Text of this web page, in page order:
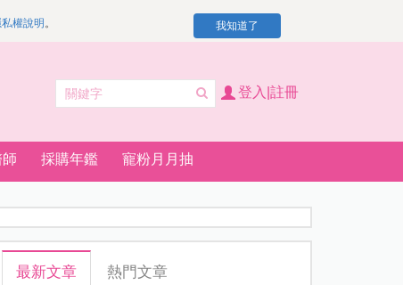
私權說明 。 我知道了
登入|註冊
採購年鑑 寵粉月月抽
最新文章 熱門文章